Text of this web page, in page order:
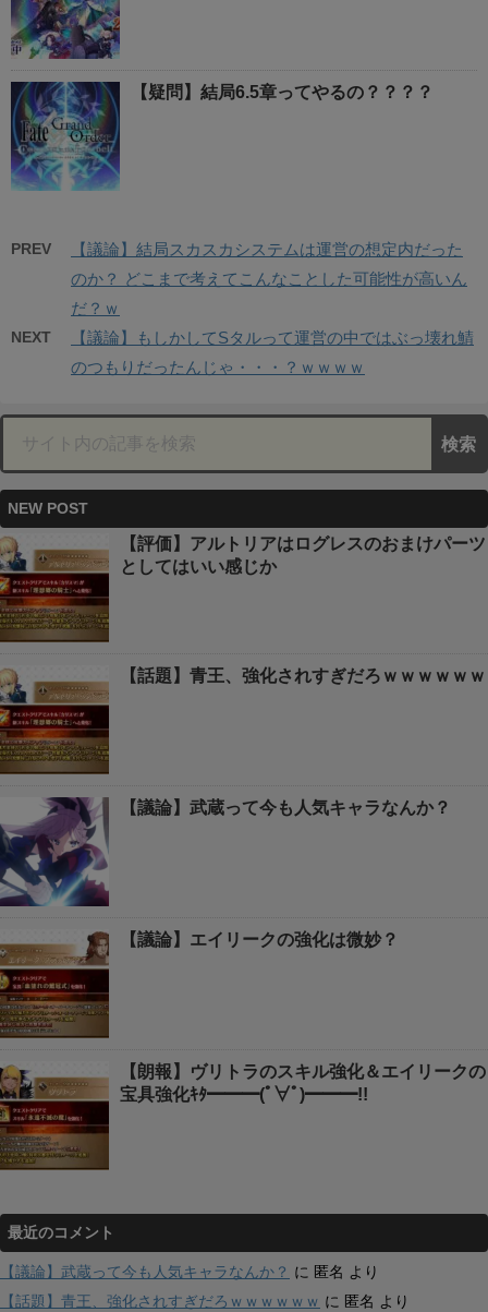
【疑問】結局6.5章ってやるの？？？？
PREV
【議論】結局スカスカシステムは運営の想定内だった
のか？ どこまで考えてこんなことした可能性が高いん
だ？ｗ
NEXT
【議論】もしかしてSタルって運営の中ではぶっ壊れ鯖
のつもりだったんじゃ・・・？ｗｗｗｗ
NEW POST
【評価】アルトリアはログレスのおまけパーツ
としてはいい感じか
【話題】青王、強化されすぎだろｗｗｗｗｗｗ
【議論】武蔵って今も人気キャラなんか？
【議論】エイリークの強化は微妙？
【朗報】ヴリトラのスキル強化＆エイリークの
宝具強化ｷﾀ━━━(ﾟ∀ﾟ)━━━!!
最近のコメント
【議論】武蔵って今も人気キャラなんか？ に 匿名 より
【話題】青王、強化されすぎだろｗｗｗｗｗｗ に 匿名 より